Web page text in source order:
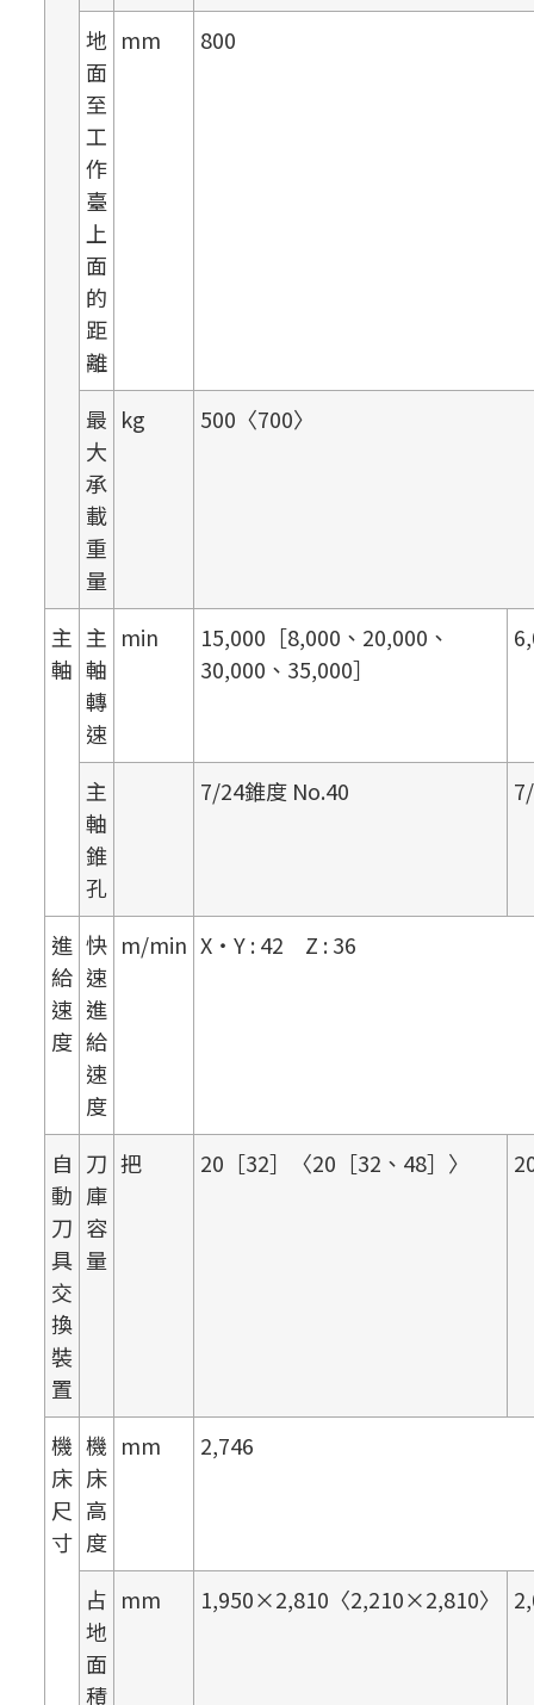
地
面
至
工
作
臺
上
面
的
距
離
mm 800
最
大
承
載
重
量
kg 500〈700〉
主
軸
主
軸
轉
速
min
15,000［8,000、20,000、
30,000、35,000］
主
軸
錐
孔
7/24錐度 No.40
進
給
速
度
快
速
進
給
速
度
m/min X・Y : 42 Z : 36
自
動
刀
具
交
換
裝
置
刀
庫
容
量
把 20［32］〈20［32、48］〉
機
床
尺
寸
機
床
高
度
mm 2,746
占
地
面
積
mm 1,950×2,810〈2,210×2,810〉